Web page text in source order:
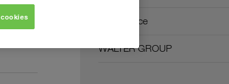
Compliance
WALTER GROUP